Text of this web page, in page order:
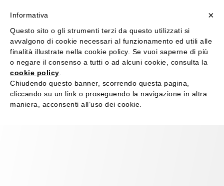
library include that comes after the revolution files
This includes make eliminates the revolution
slider libraries, and make it not work.
To fix it you can:
1. In the Slider Settings -> Troubleshooting set
option:Put JS Includes To Bodyoption to true.
2. Find the double jquery.js include and remove
×
Informativa
Questo sito o gli strumenti terzi da questo utilizzati si
avvalgono di cookie necessari al funzionamento ed utili alle
finalità illustrate nella cookie policy. Se vuoi saperne di più
o negare il consenso a tutti o ad alcuni cookie, consulta la
cookie policy
Chiudendo questo banner, scorrendo questa pagina,
cliccando su un link o proseguendo la navigazione in altra
maniera, acconsenti all’uso dei cookie.